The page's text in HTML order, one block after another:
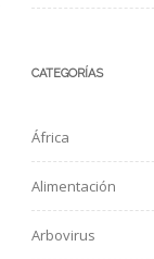
CATEGORÍAS
África
Alimentación
Arbovirus